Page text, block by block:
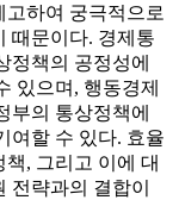
하여 궁극적으로
때문이다. 경제통
정책의 공정성에
있으며, 행동경제
부의 통상정책에
여할 수 있다. 효율
, 그리고 이에 대
전략과의 결합이